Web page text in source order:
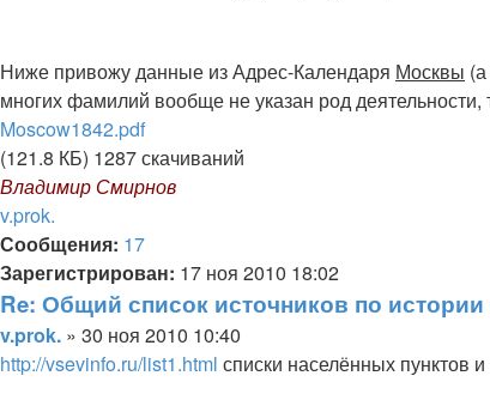
Ниже привожу данные из Адрес-Календаря Москвы
многих фамилий вообще не указан род деятельности,
Moscow1842.pdf
(121.8 КБ) 1287 скачиваний
Владимир Смирнов
Вернуться
к
началу
v.prok.
Сообщения: 17
Зарегистрирован: 17 ноя 2010 18:02
Re: Общий список источников по
Цитата
Сообщение
v.prok. » 30 ноя 2010 10:40
http://vsevinfo.ru/list1.html списки населённых пунктов и